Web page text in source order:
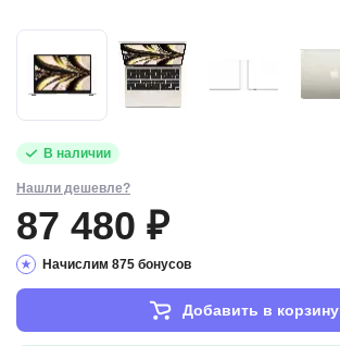
В наличии
Нашли дешевле?
87 480 ₽
Начислим 875 бонусов
Добавить в корзину